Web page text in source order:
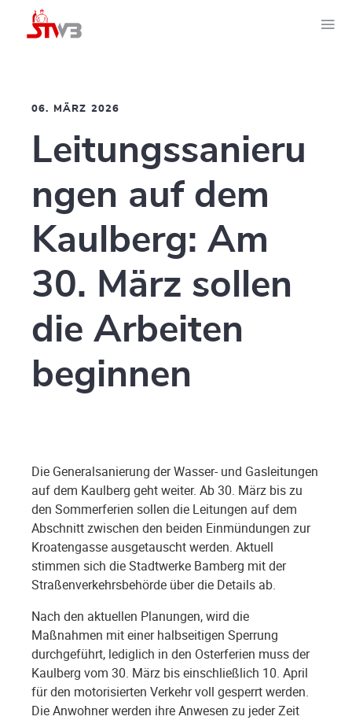
06. MÄRZ 2026
Leitungssanieru
ngen auf dem
Kaulberg: Am
30. März sollen
die Arbeiten
beginnen
Die Generalsanierung der Wasser- und Gasleitungen
auf dem Kaulberg geht weiter. Ab 30. März bis zu
den Sommerferien sollen die Leitungen auf dem
Abschnitt zwischen den beiden Einmündungen zur
Kroatengasse ausgetauscht werden. Aktuell
stimmen sich die Stadtwerke Bamberg mit der
Straßenverkehrsbehörde über die Details ab.
Nach den aktuellen Planungen, wird die
Maßnahmen mit einer halbseitigen Sperrung
durchgeführt, lediglich in den Osterferien muss der
Kaulberg vom 30. März bis einschließlich 10. April
für den motorisierten Verkehr voll gesperrt werden.
Die Anwohner werden ihre Anwesen zu jeder Zeit